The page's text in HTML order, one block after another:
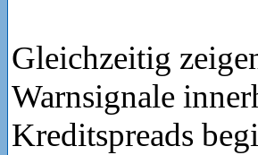
Gleichzeitig
Warnsignale
Kreditspreads